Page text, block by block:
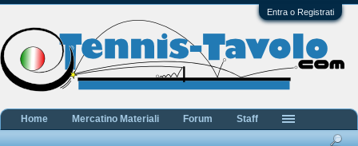
Entra o Registrati
Home Mercatino Materiali Forum Staff